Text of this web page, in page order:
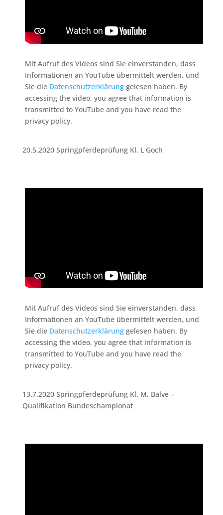
Mit Aufruf des Videos sind Sie einverstanden, dass
Informationen an YouTube übermittelt werden, und
Sie die Datenschutzerklärunggelesen haben. By
accessing the video, you agree that information is
transmitted to YouTube and you have read the
privacy policy.
20.5.2020 Springpferdeprüfung Kl. L Goch
Mit Aufruf des Videos sind Sie einverstanden, dass
Informationen an YouTube übermittelt werden, und
Sie die Datenschutzerklärunggelesen haben. By
accessing the video, you agree that information is
transmitted to YouTube and you have read the
privacy policy.
13.7.2020 Springpferdeprüfung Kl. M, Balve –
Qualifikation Bundeschampionat